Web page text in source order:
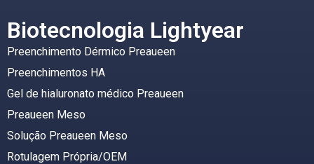
Biotecnologia Lightyear
Preenchimento Dérmico Preaueen
Preenchimentos HA
Gel de hialuronato médico Preaueen
Preaueen Meso
Solução Preaueen Meso
Rotulagem Própria/OEM